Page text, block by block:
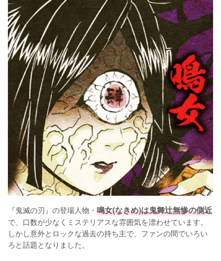
『鬼滅の刃』の登場人物・ 鳴女(なきめ)は鬼舞辻無惨の側近
で、口数が少なくミステリアスな雰囲気を漂わせています。
しかし意外とロックな過去の持ち主で、ファンの間でいろい
ろと話題となりました。